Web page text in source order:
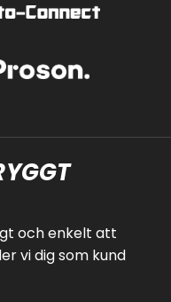
och enkelt att
vi dig som kund